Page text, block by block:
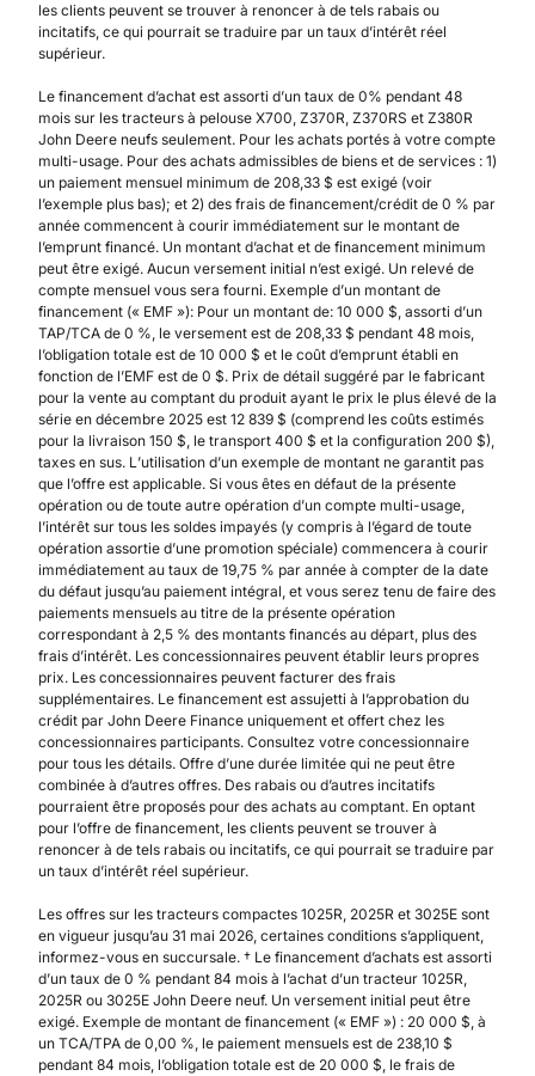
les clients peuvent se trouver à renoncer à de tels rabais ou
incitatifs, ce qui pourrait se traduire par un taux d’intérêt réel
supérieur.
Le financement d’achat est assorti d’un taux de 0% pendant 48
mois sur les tracteurs à pelouse X700, Z370R, Z370RS et Z380R
John Deere neufs seulement. Pour les achats portés à votre compte
multi-usage. Pour des achats admissibles de biens et de services : 1)
un paiement mensuel minimum de 208,33 $ est exigé (voir
l’exemple plus bas); et 2) des frais de financement/crédit de 0 % par
année commencent à courir immédiatement sur le montant de
l’emprunt financé. Un montant d’achat et de financement minimum
peut être exigé. Aucun versement initial n’est exigé. Un relevé de
compte mensuel vous sera fourni. Exemple d’un montant de
financement (« EMF »): Pour un montant de: 10 000 $, assorti d’un
TAP/TCA de 0 %, le versement est de 208,33 $ pendant 48 mois,
l’obligation totale est de 10 000 $ et le coût d’emprunt établi en
fonction de l’EMF est de 0 $. Prix de détail suggéré par le fabricant
pour la vente au comptant du produit ayant le prix le plus élevé de la
série en décembre 2025 est 12 839 $ (comprend les coûts estimés
pour la livraison 150 $, le transport 400 $ et la configuration 200 $),
taxes en sus. L’utilisation d’un exemple de montant ne garantit pas
que l’offre est applicable. Si vous êtes en défaut de la présente
opération ou de toute autre opération d’un compte multi-usage,
l’intérêt sur tous les soldes impayés (y compris à l’égard de toute
opération assortie d’une promotion spéciale) commencera à courir
immédiatement au taux de 19,75 % par année à compter de la date
du défaut jusqu’au paiement intégral, et vous serez tenu de faire des
paiements mensuels au titre de la présente opération
correspondant à 2,5 % des montants financés au départ, plus des
frais d’intérêt. Les concessionnaires peuvent établir leurs propres
prix. Les concessionnaires peuvent facturer des frais
supplémentaires. Le financement est assujetti à l’approbation du
crédit par John Deere Finance uniquement et offert chez les
concessionnaires participants. Consultez votre concessionnaire
pour tous les détails. Offre d’une durée limitée qui ne peut être
combinée à d’autres offres. Des rabais ou d’autres incitatifs
pourraient être proposés pour des achats au comptant. En optant
pour l’offre de financement, les clients peuvent se trouver à
renoncer à de tels rabais ou incitatifs, ce qui pourrait se traduire par
un taux d’intérêt réel supérieur.
Les offres sur les tracteurs compactes 1025R, 2025R et 3025E sont
en vigueur jusqu’au 31 mai 2026, certaines conditions s’appliquent,
informez-vous en succursale. † Le financement d’achats est assorti
d’un taux de 0 % pendant 84 mois à l’achat d’un tracteur 1025R,
2025R ou 3025E John Deere neuf. Un versement initial peut être
exigé. Exemple de montant de financement (« EMF ») : 20 000 $, à
un TCA/TPA de 0,00 %, le paiement mensuels est de 238,10 $
pendant 84 mois, l’obligation totale est de 20 000 $, le frais de